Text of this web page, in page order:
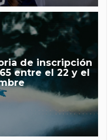
de inscripción
entre el 22 y el